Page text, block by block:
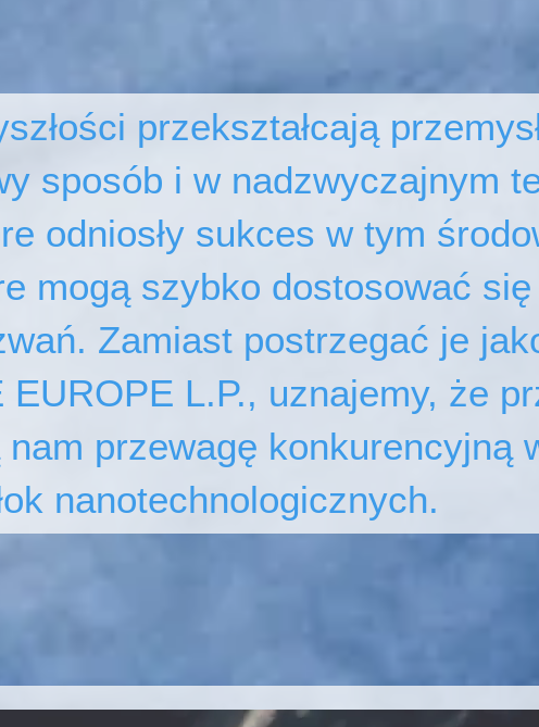
przekształcają
sposób i w nadzwyczajnym
odniosły sukces w tym
mogą szybko dostosować
Zamiast postrzegać je
L.P., uznajemy, że
przewagę konkurencyjną
nanotechnologicznych.